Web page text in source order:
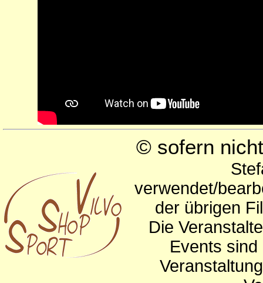
© sofern
verwendet/
der übrigen
Die
Events